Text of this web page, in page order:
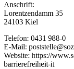
Anschrift:
Lorentzendamm 35
24103 Kiel
Telefon: 0431 988-0
E-Mail:
Website: https://
barrierefreiheit-it